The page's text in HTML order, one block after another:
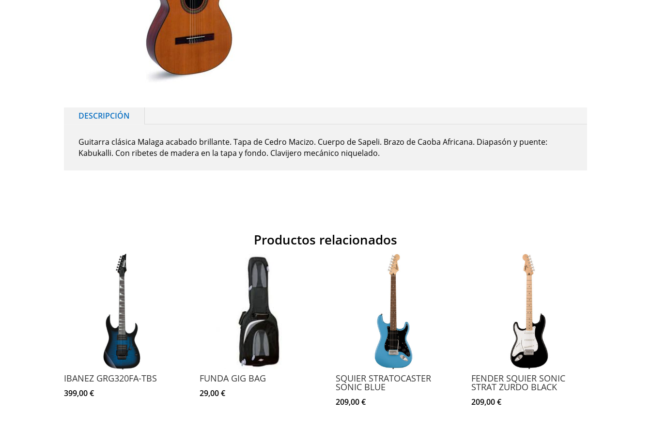
DESCRIPCIÓN
Guitarra clásica Malaga acabado brillante. Tapa de Cedro Macizo. Cuerpo de Sapeli. Brazo de Caoba Africana. Diapasón y puente:
Kabukalli. Con ribetes de madera en la tapa y fondo. Clavijero mecánico niquelado.
Productos relacionados
IBANEZ GRG320FA-TBS
399,00€
FUNDA GIG BAG
29,00€
SQUIER STRATOCASTER
SONIC BLUE
209,00€
FENDER SQUIER SONIC
STRAT ZURDO BLACK
209,00€